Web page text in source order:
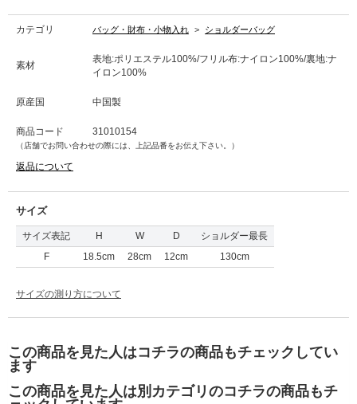
重さ：220g
内ポケット：2個
■洗濯表記■洗濯不可
カテゴリ バッグ・財布・小物入れ > ショルダーバッグ
素材
表地:ポリエステル100%/フリル布:ナイロン100%/裏地:ナ
イロン100%
原産国 中国製
商品コード 31010154
（店舗でお問い合わせの際には、上記品番をお伝え下さい。）
返品について
サイズ
サイズ表記 H W D
ショルダー最長
F
18.5cm 28cm 12cm 130cm
サイズの測り方について
この商品を見た人はコチラの商品もチェックしてい
ます
この商品を見た人は別カテゴリのコチラの商品もチ